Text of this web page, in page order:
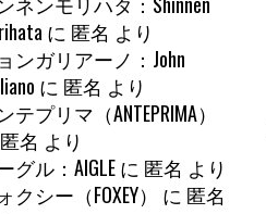
に 匿名 より
ンガリアーノ：John
に 匿名 より
テプリマ（ANTEPRIMA）
匿名 より
グル：AIGLEに 匿名 より
クシー（FOXEY）
に 匿名